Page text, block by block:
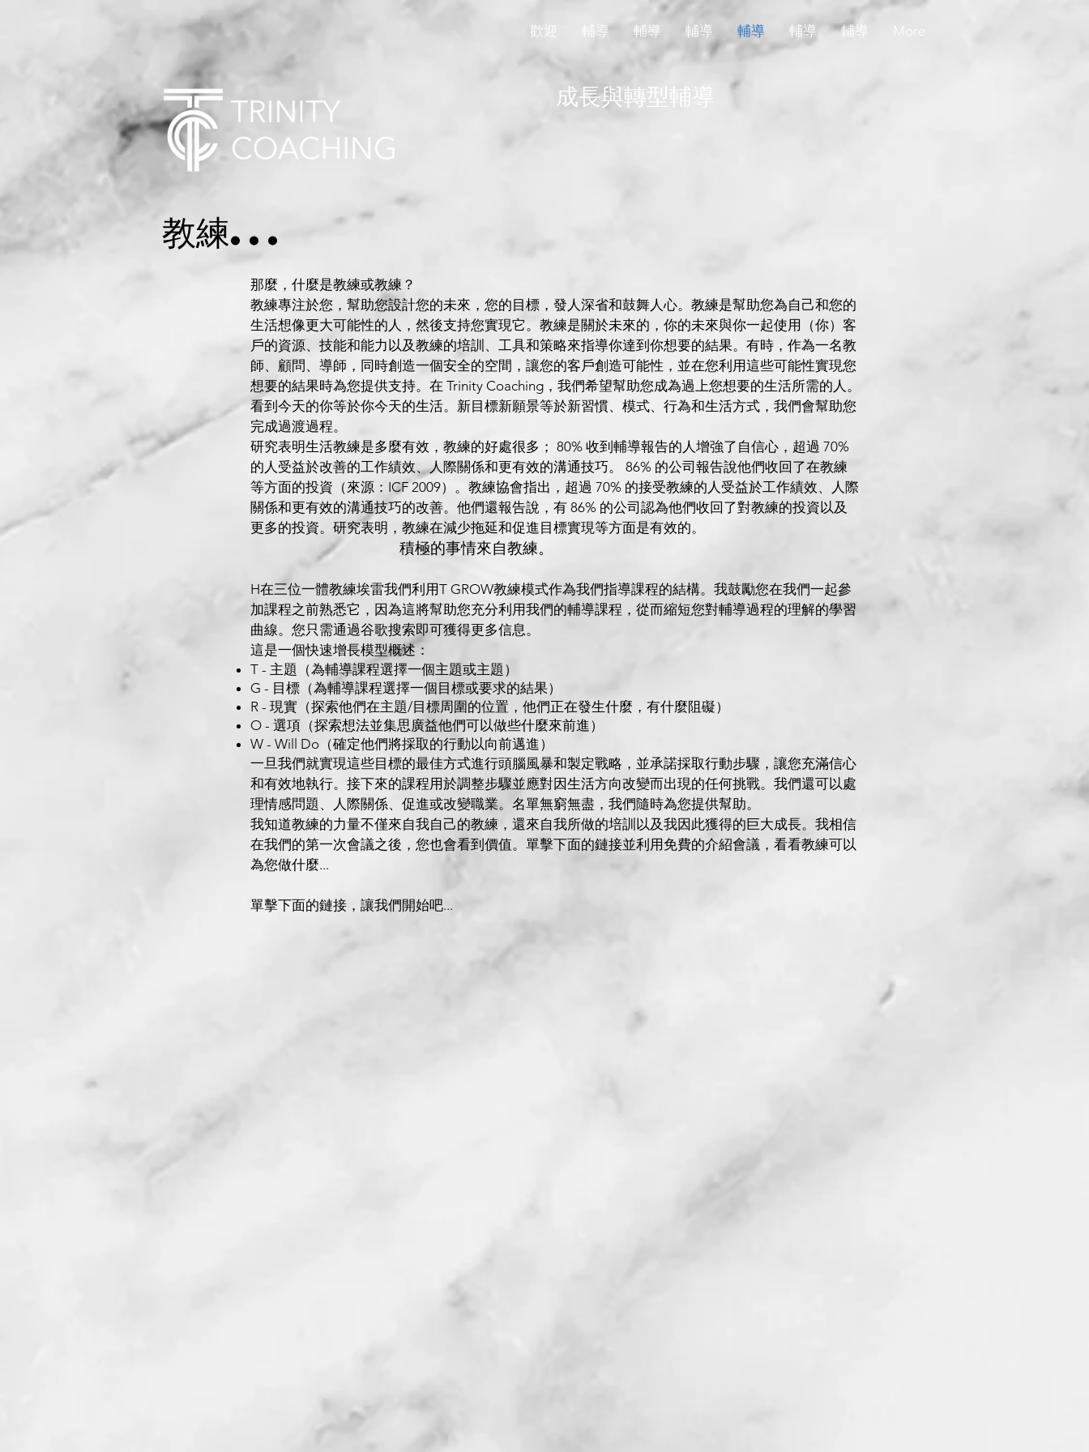
歡迎 輔導 輔導 輔導 輔導 輔導 輔導 More
成長與轉型輔導
教練...
那麼，什麼是教練或教練？
教練專注於您，幫助您設計您的未來，您的目標，發人深省和鼓舞人心。教練是幫助您為自己和您的
生活想像更大可能性的人，然後支持您實現它。教練是關於未來的，你的未來與你一起使用（你）客
戶的資源、技能和能力以及教練的培訓、工具和策略來指導你達到你想要的結果。有時，作為一名教
師、顧問、導師，同時創造一個安全的空間，讓您的客戶創造可能性，並在您利用這些可能性實現您
想要的結果時為您提供支持。在 Trinity Coaching，我們希望幫助您成為過上您想要的生活所需的人。
看到今天的你等於你今天的生活。新目標新願景等於新習慣、模式、行為和生活方式，我們會幫助您
完成過渡過程。
研究表明生活教練是多麼有效，教練的好處很多； 80% 收到輔導報告的人增強了自信心，超過 70%
的人受益於改善的工作績效、人際關係和更有效的溝通技巧。 86% 的公司報告說他們收回了在教練
等方面的投資（來源：ICF 2009）。教練協會指出，超過 70% 的接受教練的人受益於工作績效、人際
關係和更有效的溝通技巧的改善。他們還報告說，有 86% 的公司認為他們收回了對教練的投資以及
更多的投資。研究表明，教練在減少拖延和促進目標實現等方面是有效的。
積極的事情來自教練。
H在三位一體教練埃雷我們利用T GROW教練模式作為我們指導課程的結構。我鼓勵您在我們一起參
加課程之前熟悉它，因為這將幫助您充分利用我們的輔導課程，從而縮短您對輔導過程的理解的學習
曲線。您只需通過谷歌搜索即可獲得更多信息。
這是一個快速增長模型概述：
T - 主題（為輔導課程選擇一個主題或主題）
G - 目標（為輔導課程選擇一個目標或要求的結果）
R - 現實（探索他們在主題/目標周圍的位置，他們正在發生什麼，有什麼阻礙）
O - 選項（探索想法並集思廣益他們可以做些什麼來前進）
W - Will Do（確定他們將採取的行動以向前邁進）
一旦我們就實現這些目標的最佳方式進行頭腦風暴和製定戰略，並承諾採取行動步驟，讓您充滿信心
和有效地執行。接下來的課程用於調整步驟並應對因生活方向改變而出現的任何挑戰。我們還可以處
理情感問題、人際關係、促進或改變職業。名單無窮無盡，我們隨時為您提供幫助。
我知道教練的力量不僅來自我自己的教練，還來自我所做的培訓以及我因此獲得的巨大成長。我相信
在我們的第一次會議之後，您也會看到價值。單擊下面的鏈接並利用免費的介紹會議，看看教練可以
為您做什麼...
單擊下面的鏈接，讓我們開始吧...